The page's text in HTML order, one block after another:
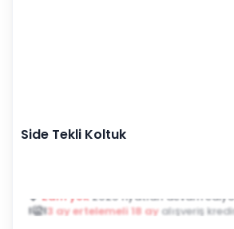
Side Tekli Koltuk
3 ay ertelemeli 18 ayalışveriş